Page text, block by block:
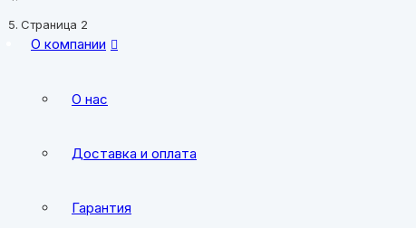
О компании
О нас
Доставка и оплата
Гарантия
Страница 2
Персональные